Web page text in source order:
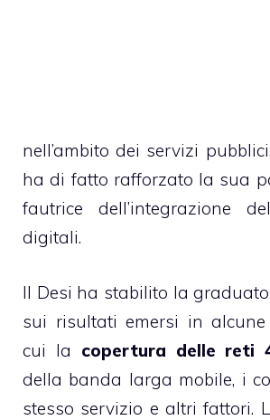
nell’ambito dei servizi
ha di fatto rafforzato la sua
fautrice dell’integrazione
digitali.
Il Desi ha stabilito la
sui risultati emersi in alcune
cui la copertura delle reti
della banda larga mobile, i
stesso servizio e altri fattori.